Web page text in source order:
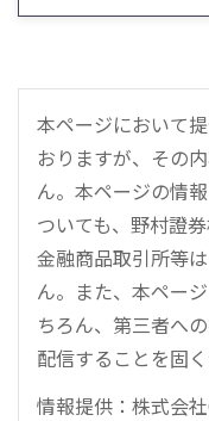
本ページにおいて
おりますが、その
ん。本ページの情
ついても、野村證
金融商品取引所等
ん。また、本ペー
ちろん、第三者へ
配信することを固く
情報提供：株式会